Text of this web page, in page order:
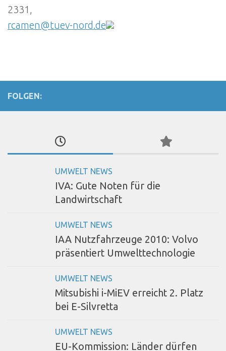
2331,
rcamen@tuev-nord.de
FOLGEN:
UMWELT NEWS
IVA: Gute Noten für die
Landwirtschaft
UMWELT NEWS
IAA Nutzfahrzeuge 2010: Volvo
präsentiert Umwelttechnologie
UMWELT NEWS
Mitsubishi i-MiEV erreicht 2. Platz
bei E-Silvretta
UMWELT NEWS
EU-Kommission: Länder dürfen